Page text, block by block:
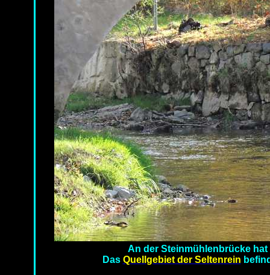
An der Steinmühlenbrücke
Das Quellgebietder Seltenrein